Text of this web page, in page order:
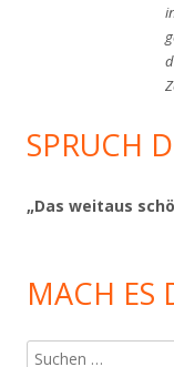
SPRUCH
„Das weitaus
MACH ES
Suchen